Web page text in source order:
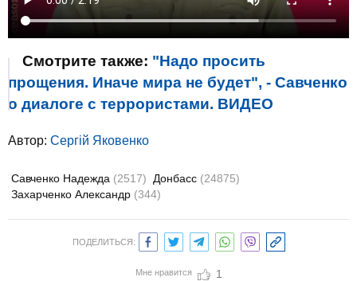
Смотрите также: "Надо просить
прощения. Иначе мира не будет", - Савченко
о диалоге с террористами. ВИДЕО
Автор: Сергій Яковенко
Савченко Надежда (2517) Донбасс (24875)
Захарченко Александр (344)
ПОДЕЛИТЬСЯ:
Мне нравится 1